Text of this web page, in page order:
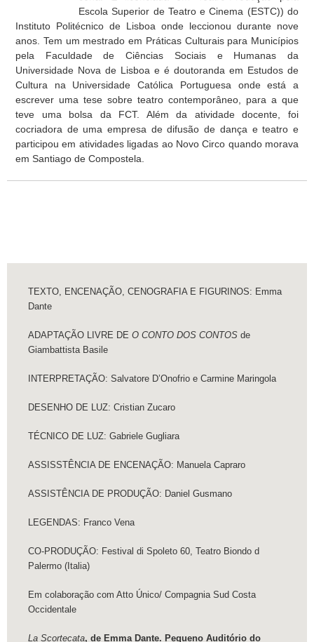
Escola Superior de Teatro e Cinema (ESTC)) do
Instituto Politécnico de Lisboa onde leccionou durante nove
anos. Tem um mestrado em Práticas Culturais para Municípios
pela Faculdade de Ciências Sociais e Humanas da
Universidade Nova de Lisboa e é doutoranda em Estudos de
Cultura na Universidade Católica Portuguesa onde está a
escrever uma tese sobre teatro contemporâneo, para a que
teve uma bolsa da FCT. Além da atividade docente, foi
cocriadora de uma empresa de difusão de dança e teatro e
participou em atividades ligadas ao Novo Circo quando morava
em Santiago de Compostela.
TEXTO, ENCENAÇÃO, CENOGRAFIA E FIGURINOS: Emma
Dante
ADAPTAÇÃO LIVRE DE O CONTO DOS CONTOS de
Giambattista Basile
INTERPRETAÇÃO: Salvatore D’Onofrio e Carmine Maringola
DESENHO DE LUZ: Cristian Zucaro
TÉCNICO DE LUZ: Gabriele Gugliara
ASSISSTÊNCIA DE ENCENAÇÃO: Manuela Capraro
ASSISTÊNCIA DE PRODUÇÃO: Daniel Gusmano
LEGENDAS: Franco Vena
CO-PRODUÇÃO: Festival di Spoleto 60, Teatro Biondo d
Palermo (Italia)
Em colaboração com Atto Único/ Compagnia Sud Costa
Occidentale
La Scortecata, de Emma Dante. Pequeno Auditório do